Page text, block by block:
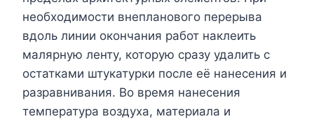
необходимости внепланового перерыва
вдоль линии окончания работ наклеить
малярную ленту, которую сразу удалить с
остатками штукатурки после её нанесения и
разравнивания. Во время нанесения
температура воздуха, материала и